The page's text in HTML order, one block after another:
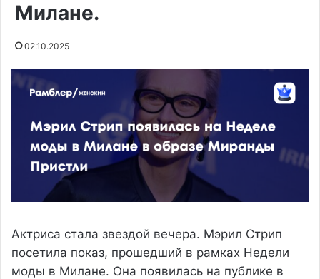
Милане.
02.10.2025
Актриса стала звездой вечера. Мэрил Стрип
посетила показ, прошедший в рамках Недели
моды в Милане. Она появилась на публике в